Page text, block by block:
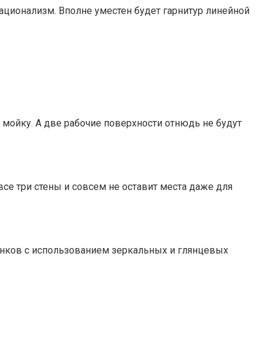
Вполне уместен будет гарнитур линейной
А две рабочие поверхности отнюдь не будут
три стены и совсем не оставит места даже для
с использованием зеркальных и глянцевых